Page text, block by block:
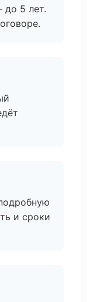
5 лет.
и сроки